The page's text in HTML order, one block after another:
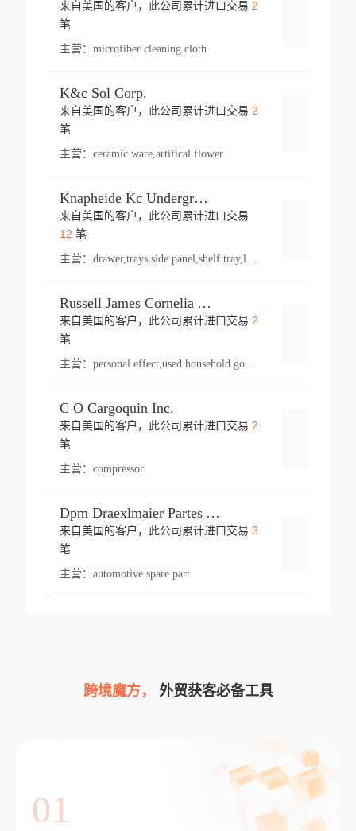
来自美国的客户，此公司累计进口交易 2
笔
主营： microfiber cleaning cloth
K&c Sol Corp.
来自美国的客户，此公司累计进口交易 2
笔
主营： ceramic ware,artifical flower
Knapheide Kc Underground
来自美国的客户，此公司累计进口交易
12 笔
主营：
Russell James Cornelia Arlington Va
来自美国的客户，此公司累计进口交易 2
笔
主营： personal effect,used household goods
C O Cargoquin Inc.
来自美国的客户，此公司累计进口交易 2
笔
主营： compressor
Dpm Draexlmaier Partes Automotrices Corr Ind Huejotzingo
来自美国的客户，此公司累计进口交易 3
笔
主营： automotive spare part
跨境魔方， 外贸获客必备工具
01